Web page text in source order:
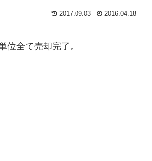
2017.09.03 2016.04.18
全て売却完了。